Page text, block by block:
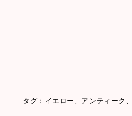
タグ：イエロー、アンティーク